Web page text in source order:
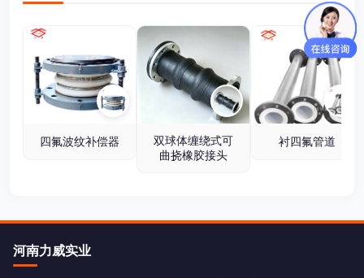
四氟波纹补偿器
双球体缠绕式可
曲挠橡胶接头
衬四氟管道
河南力威实业